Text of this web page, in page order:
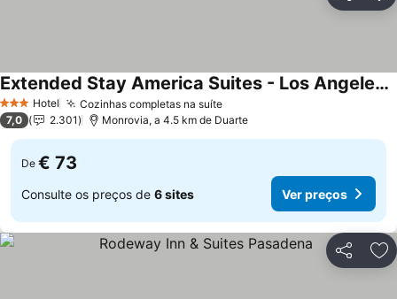
3 EstrelasHotel Cozinhas completas na suíteVer preços
Extended Stay America Suites - Los Angeles - Monrovia
Ver preços
7,0 2.301 Monrovia, a 4.5 km de Duarte
De € 73
Consulte os preços de 6 sites Ver preços
Partilhar